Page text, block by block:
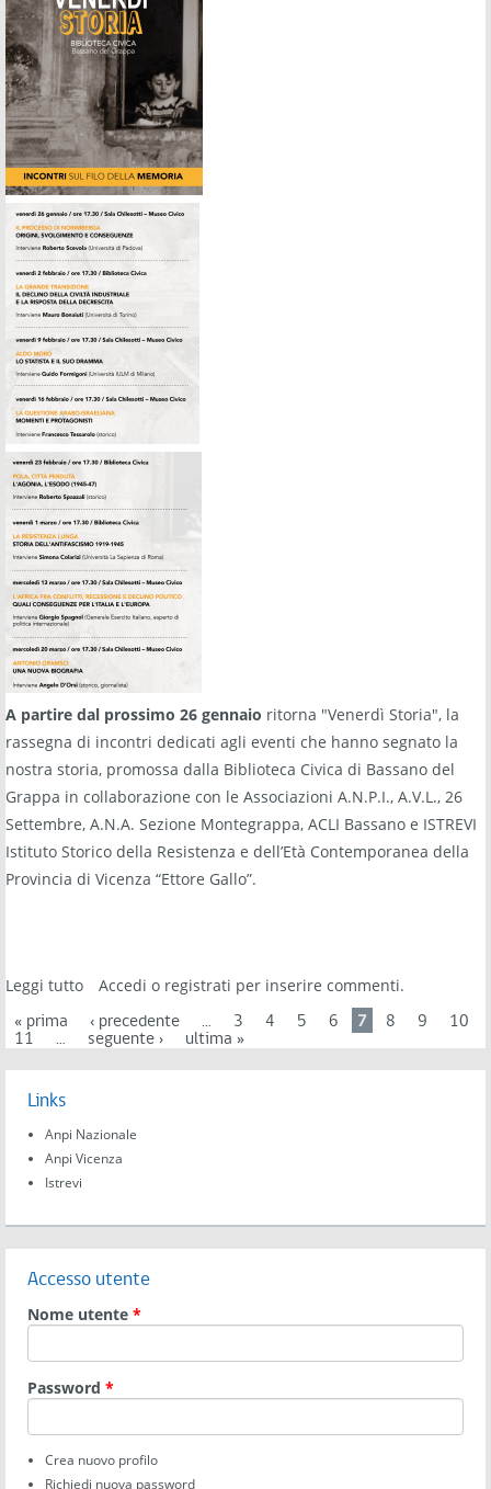
A partire dal prossimo 26 gennaio ritorna "Venerdì Storia", la
rassegna di incontri dedicati agli eventi che hanno segnato la
nostra storia, promossa dalla Biblioteca Civica di Bassano del
Grappa in collaborazione con le Associazioni A.N.P.I., A.V.L., 26
Settembre, A.N.A. Sezione Montegrappa, ACLI Bassano e ISTREVI
Istituto Storico della Resistenza e dell’Età Contemporanea della
Provincia di Vicenza “Ettore Gallo”.
Leggi tutto su Rassegna "Venerdì Storia: incontri sul filo della
Accedi o registrati per inserire commenti.
Pagine
« prima ‹ precedente … 3 4 5 6 7 8 9
10
11
… seguente › ultima »
Links
Anpi Nazionale
Anpi Vicenza
Istrevi
Accesso utente
Nome utente *
Password *
Crea nuovo profilo
Richiedi nuova password